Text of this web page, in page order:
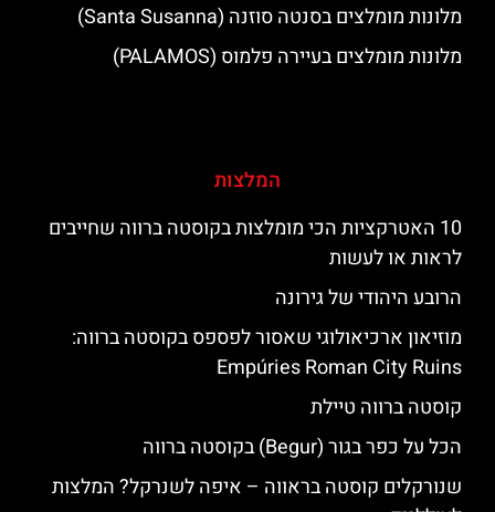
מלונות מומלצים בסנטה סוזנה (Santa Susanna)
מלונות מומלצים בעיירה פלמוס (PALAMOS)
המלצות
10 האטרקציות הכי מומלצות בקוסטה ברווה שחייבים
לראות או לעשות
הרובע היהודי של גירונה
מוזיאון ארכיאולוגי שאסור לפספס בקוסטה ברווה:
Empúries Roman City Ruins
קוסטה ברווה טיילת
הכל על כפר בגור (Begur) בקוסטה ברווה
שנורקלים קוסטה בראווה – איפה לשנרקל? המלצות